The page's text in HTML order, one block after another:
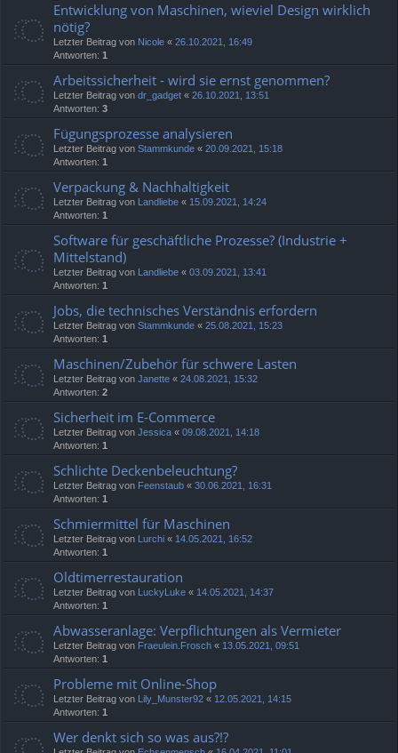
Entwicklung von Maschinen, wieviel Design wirklich
nötig?
Letzter Beitrag von Nicole « 26.10.2021, 16:49
Antworten: 1
Arbeitssicherheit - wird sie ernst genommen?
Letzter Beitrag von dr_gadget « 26.10.2021, 13:51
Antworten: 3
Fügungsprozesse analysieren
Letzter Beitrag von Stammkunde « 20.09.2021, 15:18
Antworten: 1
Verpackung & Nachhaltigkeit
Letzter Beitrag von Landliebe « 15.09.2021, 14:24
Antworten: 1
Software für geschäftliche Prozesse? (Industrie +
Mittelstand)
Letzter Beitrag von Landliebe « 03.09.2021, 13:41
Antworten: 1
Jobs, die technisches Verständnis erfordern
Letzter Beitrag von Stammkunde « 25.08.2021, 15:23
Antworten: 1
Maschinen/Zubehör für schwere Lasten
Letzter Beitrag von Janette « 24.08.2021, 15:32
Antworten: 2
Sicherheit im E-Commerce
Letzter Beitrag von Jessica « 09.08.2021, 14:18
Antworten: 1
Schlichte Deckenbeleuchtung?
Letzter Beitrag von Feenstaub « 30.06.2021, 16:31
Antworten: 1
Schmiermittel für Maschinen
Letzter Beitrag von Lurchi « 14.05.2021, 16:52
Antworten: 1
Oldtimerrestauration
Letzter Beitrag von LuckyLuke « 14.05.2021, 14:37
Antworten: 1
Abwasseranlage: Verpflichtungen als Vermieter
Letzter Beitrag von Fraeulein.Frosch « 13.05.2021, 09:51
Antworten: 1
Probleme mit Online-Shop
Letzter Beitrag von Lily_Munster92 « 12.05.2021, 14:15
Antworten: 1
Wer denkt sich so was aus?!?